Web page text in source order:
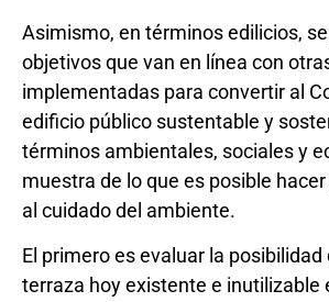
Asimismo, en términos edilicios,
objetivos que van en línea con
implementadas para convertir al
edificio público sustentable y
términos ambientales, sociales y
muestra de lo que es posible
al cuidado del ambiente.
El primero es evaluar la
terraza hoy existente e inutilizable